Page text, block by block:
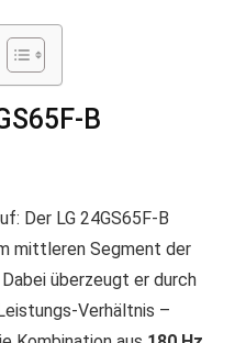
B
Der LG 24GS65F-B
mittleren Segment der
überzeugt er durch
Verhältnis –